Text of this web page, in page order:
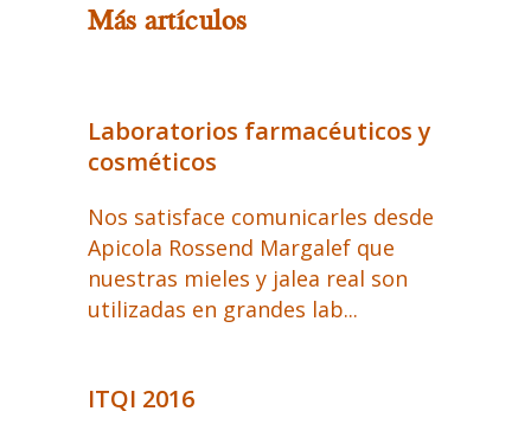
Más artículos
Laboratorios farmacéuticos y
cosméticos
Nos satisface comunicarles desde
Apicola Rossend Margalef que
nuestras mieles y jalea real son
utilizadas en grandes lab...
ITQI 2016